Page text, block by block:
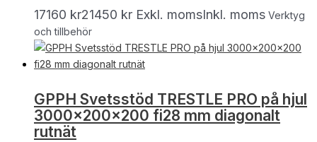
17160 kr21450 kr Exkl. momsInkl. moms Verktyg
och tillbehör
GPPH Svetsstöd TRESTLE PRO på hjul
3000x200x200 fi28 mm diagonalt
rutnät